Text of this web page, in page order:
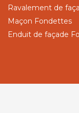
Ravalement de
Maçon Fondettes
Enduit de façade